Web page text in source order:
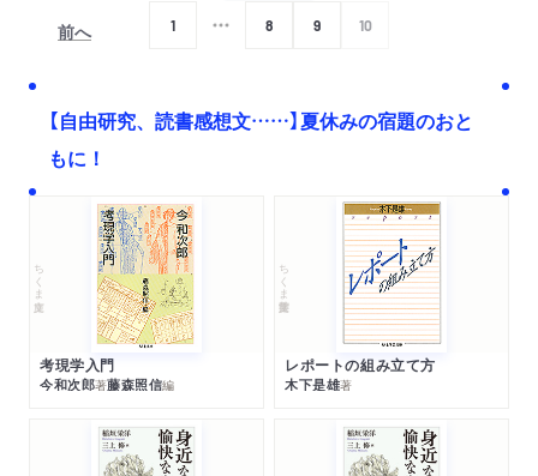
前へ 1 8 9 10
【自由研究、読書感想文……】夏休みの宿題のおと
もに！
ちくま文庫
考現学入門
今和次郎著藤森照信編
ちくま学芸文庫
レポートの組み立て方
木下是雄著